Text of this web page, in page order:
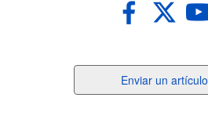
un
Enviar un artículo